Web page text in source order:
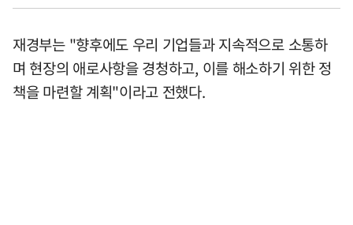
재경부는 "향후에도 우리 기업들과 지속적으로 소통하
며 현장의 애로사항을 경청하고, 이를 해소하기 위한 정
책을 마련할 계획"이라고 전했다.